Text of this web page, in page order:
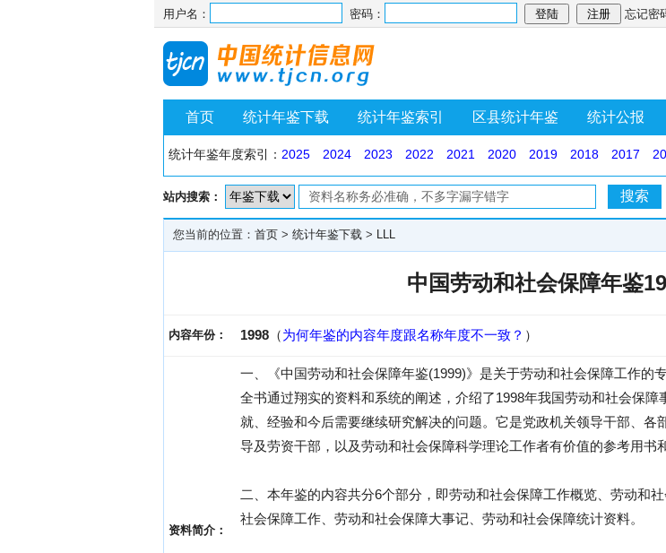
用户名： 密码： 忘记密
首页 统计年鉴下载 统计年鉴索引 区县统计年鉴 统计公报
统计年鉴年度索引： 2025 2024 2023 2022 2021 2020 2019 2018 2017
站内搜索：
您当前的位置： 首页 > 统计年鉴下载 > LLL
中国劳动和社会保障年鉴
内容年份： 1998 （为何年鉴的内容年度跟名称年度不一致？ ）
资料简介：
一、《中国劳动和社会保障年鉴(1999)》是关于劳动和社会保障工作的
全书通过翔实的资料和系统的阐述，介绍了1998年我国劳动和社会保
就、经验和今后需要继续研究解决的问题。它是党政机关领导干部、
导及劳资干部，以及劳动和社会保障科学理论工作者有价值的参考用书
二、本年鉴的内容共分6个部分，即劳动和社会保障工作概览、劳动和
社会保障工作、劳动和社会保障大事记、劳动和社会保障统计资料。